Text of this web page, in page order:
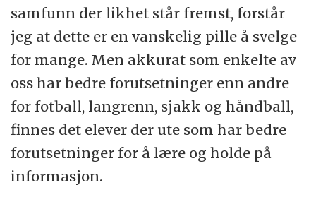
samfunn der likhet står fremst, forstår
jeg at dette er en vanskelig pille å svelge
for mange. Men akkurat som enkelte av
oss har bedre forutsetninger enn andre
for fotball, langrenn, sjakk og håndball,
finnes det elever der ute som har bedre
forutsetninger for å lære og holde på
informasjon.